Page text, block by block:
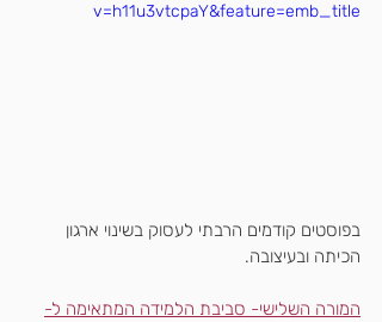
v=h11u3vtcpaY&feature=emb_title
בפוסטים קודמים הרבתי לעסוק בשינוי ארגון
הכיתה ובעיצובה.
המורה השלישי- סביבת הלמידה המתאימה ל-